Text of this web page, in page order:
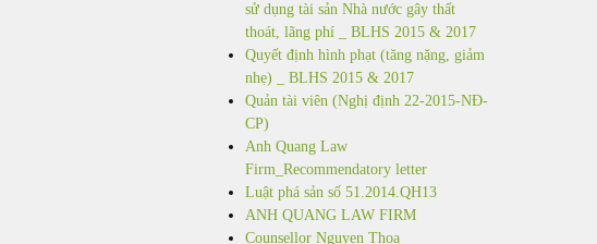
sử dụng tài sản Nhà nước gây thất
thoát, lãng phí _ BLHS 2015 & 2017
Quyết định hình phạt (tăng nặng, giảm
nhẹ) _ BLHS 2015 & 2017
Quản tài viên (Nghị định 22-2015-NĐ-
CP)
Anh Quang Law
Firm_Recommendatory letter
Luật phá sản số 51.2014.QH13
ANH QUANG LAW FIRM
Counsellor Nguyen Thoa